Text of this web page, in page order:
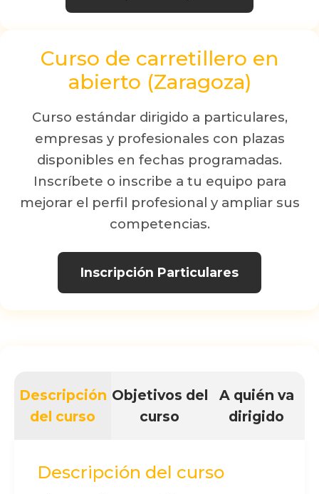
Curso de carretillero en
abierto (Zaragoza)
Curso estándar dirigido a particulares,
empresas y profesionales con plazas
disponibles en fechas programadas.
Inscríbete o inscribe a tu equipo para
mejorar el perfil profesional y ampliar sus
competencias.
Inscripción Particulares
Descripción
del curso
Objetivos del
curso
A quién va
dirigido
Descripción del curso